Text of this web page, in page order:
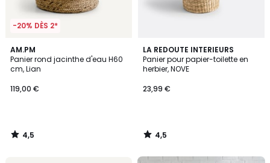
-20% DÈS 2*
AM.PM
Panier rond jacinthe d'eau H60
cm, Lian
119,00 €
4,5
/ 5
4,5
/
LA REDOUTE INTERIEURS
Panier pour papier-toilette en
herbier, NOVE
23,99 €
4,5
/ 5
4,5
/